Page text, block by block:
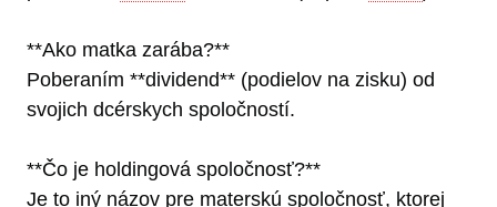
**Ako matka zarába?**
Poberaním **dividend** (podielov na zisku) od
svojich dcérskych spoločností.
**Čo je holdingová spoločnosť?**
Je to iný názov pre materskú spoločnosť, ktorej